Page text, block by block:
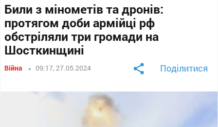
Били з мінометів та дронів:
протягом доби армійці рф
обстріляли три громади на
Шосткинщині
Війна 09:17, 27.05.2024 Поділитися